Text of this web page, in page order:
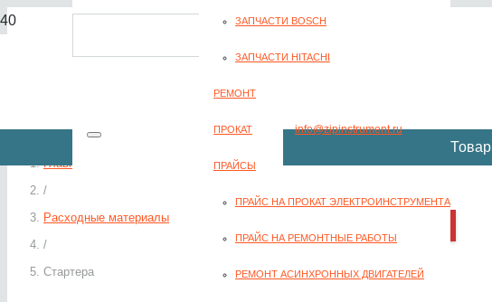
info@zipinstrument.ru
ЗАПЧАСТИ BOSCH
ЗАПЧАСТИ HITACHI
РЕМОНТ
ПРОКАТ
ПРАЙСЫ
ПРАЙС НА ПРОКАТ ЭЛЕКТРОИНСТРУМЕНТА
ПРАЙС НА РЕМОНТНЫЕ РАБОТЫ
РЕМОНТ АСИНХРОННЫХ ДВИГАТЕЛЕЙ
Товар
Главная
/
Расходные материалы
/
Стартера